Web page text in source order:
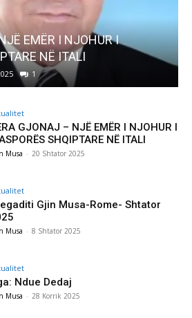
Rome- Shtator 2025
0
GJONAJ – NJË EMËR I NJOHUR I
SHQIPTARE NË ITALI
Musa - 20 Shtator 2025
Gjin Musa-Rome- Shtator
Musa - 8 Shtator 2025
Ndue Dedaj
Musa - 28 Korrik 2025